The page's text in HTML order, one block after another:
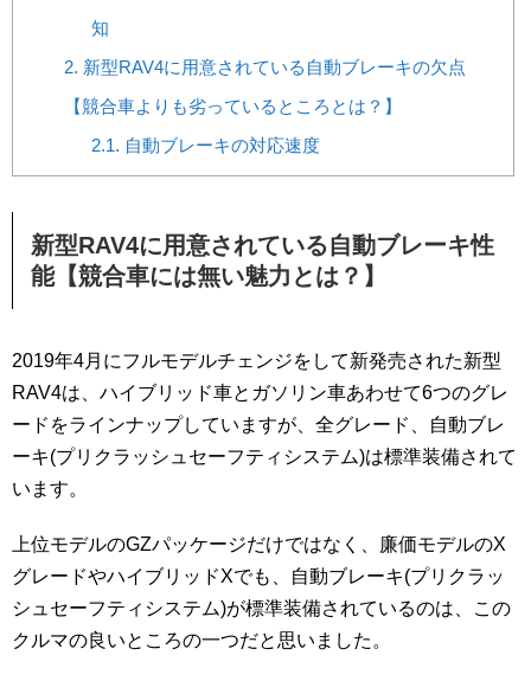
知
2. 新型RAV4に用意されている自動ブレーキの欠点
【競合車よりも劣っているところとは？】
2.1. 自動ブレーキの対応速度
新型RAV4に用意されている自動ブレーキ性
能【競合車には無い魅力とは？】
2019年4月にフルモデルチェンジをして新発売された新型
RAV4は、ハイブリッド車とガソリン車あわせて6つのグレ
ードをラインナップしていますが、全グレード、自動ブレ
ーキ(プリクラッシュセーフティシステム)は標準装備されて
います。
上位モデルのGZパッケージだけではなく、廉価モデルのX
グレードやハイブリッドXでも、自動ブレーキ(プリクラッ
シュセーフティシステム)が標準装備されているのは、この
クルマの良いところの一つだと思いました。